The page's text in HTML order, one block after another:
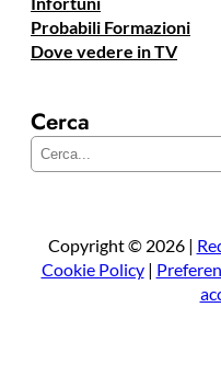
Probabili Formazioni
Dove vedere in TV
Cerca
Copyright © 2026 |
Cookie Policy|